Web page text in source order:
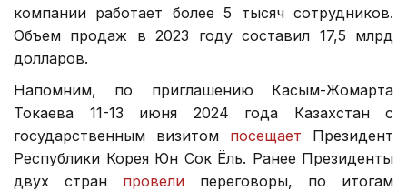
компании работает более 5 тысяч сотрудников.
Объем продаж в 2023 году составил 17,5 млрд
долларов.
Напомним, по приглашению Касым-Жомарта
Токаева 11-13 июня 2024 года Казахстан с
государственным визитом посещает Президент
Республики Корея Юн Сок Ёль. Ранее Президенты
двух стран провели переговоры, по итогам